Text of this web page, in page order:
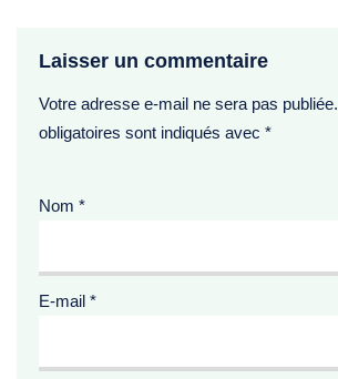
Laisser un commentaire
Votre adresse e-mail ne sera pas publiée.
obligatoires sont indiqués avec *
Nom *
E-mail *